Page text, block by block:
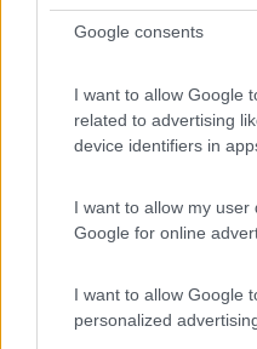
Google consents
I want to allow Google
related to advertising
device identifiers in
I want to allow my user
Google for online
I want to allow Google
personalized
purtroppo devo testimoniare
certe guide turistiche (es.
interessanti per la presenza
daniele imola
Inserito il18/10/2007 alle:
Non ho ancora provato,ma
agenda,con tutto il
conservare appunti di viaggio